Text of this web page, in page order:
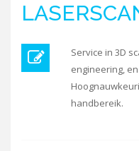
Service in 3D
engineering,
handbereik.